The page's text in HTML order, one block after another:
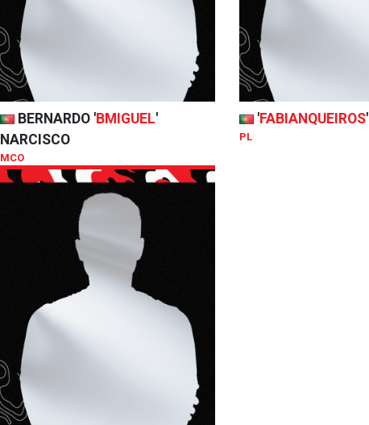
BERNARDO 'BMIGUEL'
NARCISCO
MCO
'FABIANQUEIROS'
PL